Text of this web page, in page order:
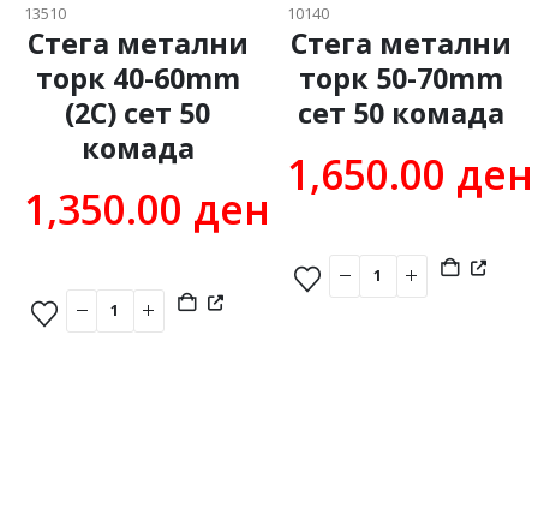
13510
Стега метални
торк 40-60mm
(2C) сет 50
комадa
1,350.00 ден
10140
Стега метални
торк 50-70mm
сет 50 комадa
1,650.00 ден